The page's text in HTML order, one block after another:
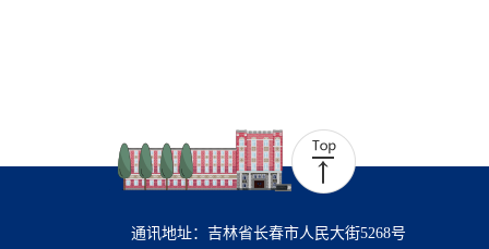
通讯地址：吉林省长春市人民大街5268号